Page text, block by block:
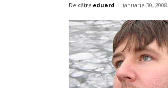
De către eduard - ianuarie 30, 2008